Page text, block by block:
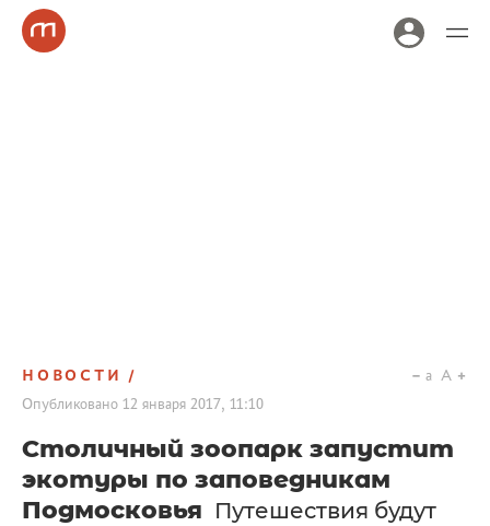
НОВОСТИ
Опубликовано 12 января 2017, 11:10
a A
Столичный зоопарк запустит
экотуры по заповедникам
Подмосковья Путешествия будут